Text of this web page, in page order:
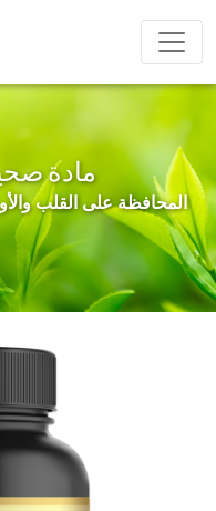
تحسين
المناعة
تعزيز
الذكور
مكملات
غذائية
لزيادة
مشروب بودرة
مادة
المحافظة على القلب